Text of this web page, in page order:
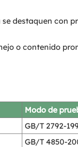
destaquen con
o contenido
Modo de
GB/T 2792-
GB/T 4850-